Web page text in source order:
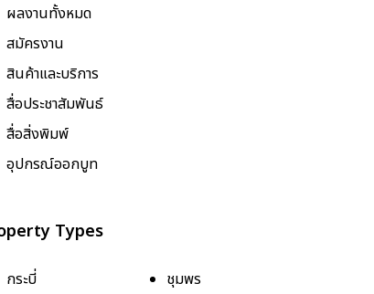
ผลงานทั้งหมด
สมัครงาน
สินค้าและบริการ
สื่อประชาสัมพันธ์
สื่อสิ่งพิมพ์
อุปกรณ์ออกบูท
Types
กระบี่
ชุมพร